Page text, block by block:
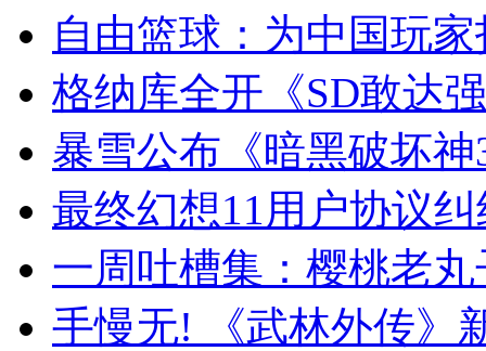
自由篮球：为中国玩
格纳库全开《SD敢达
暴雪公布《暗黑破坏
最终幻想11用户协议
一周吐槽集：樱桃老
手慢无! 《武林外传》